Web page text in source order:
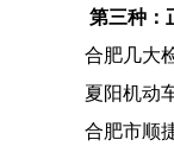
第三种
合肥几大
夏阳机动
合肥市顺